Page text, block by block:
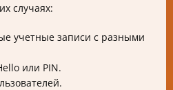
случаях:
учетные записи с разными
или PIN.